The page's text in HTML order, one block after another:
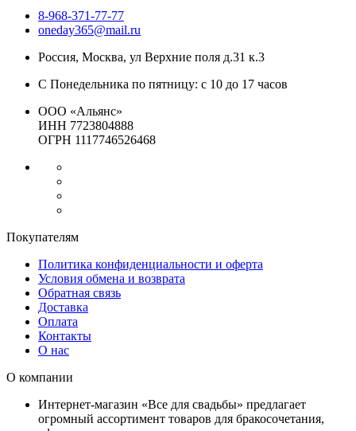
8-968-371-77-77
oneday365@mail.ru
Россия, Москва, ул Верхние поля д.31 к.3
С Понедельника по пятницу: с 10 до 17 часов
ООО «Альянс»
ИНН 7723804888
ОГРН 1117746526468
Покупателям
Политика конфиденциальности и оферта
Условия обмена и возврата
Обратная связь
Доставка
Оплата
Контакты
О нас
О компании
Интернет-магазин «Все для свадьбы» предлагает
огромный ассортимент товаров для бракосочетания,